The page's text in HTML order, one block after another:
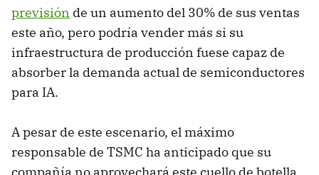
previsión de un aumento del 30% de sus ventas
este año, pero podría vender más si su
infraestructura de producción fuese capaz de
absorber la demanda actual de semiconductores
para IA.
A pesar de este escenario, el máximo
responsable de TSMC ha anticipado que su